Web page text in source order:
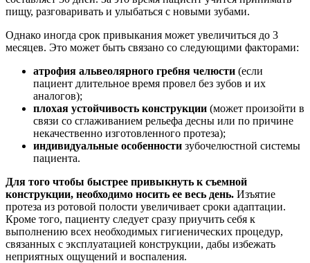
пищу, разговаривать и улыбаться с новыми зубами.
Однако иногда срок привыкания может увеличиться до 3
месяцев. Это может быть связано со следующими факторами:
атрофия альвеолярного гребня челюсти (если
пациент длительное время провел без зубов и их
аналогов);
плохая устойчивость конструкции (может произойти в
связи со сглаживанием рельефа десны или по причине
некачественно изготовленного протеза);
индивидуальные особенности зубочелюстной системы
пациента.
Для того чтобы быстрее привыкнуть к съемной
конструкции, необходимо носить ее весь день. Изъятие
протеза из ротовой полости увеличивает сроки адаптации.
Кроме того, пациенту следует сразу приучить себя к
выполнению всех необходимых гигиенических процедур,
связанных с эксплуатацией конструкции, дабы избежать
неприятных ощущений и воспаления.